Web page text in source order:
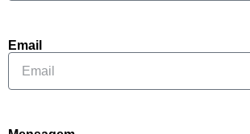
Email